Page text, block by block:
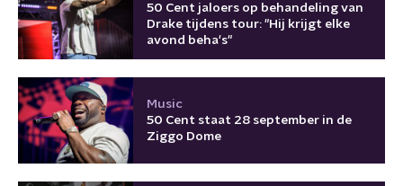
50 Cent jaloers op behandeling van
Drake tijdens tour: "Hij krijgt elke
avond beha's"
Music
50 Cent staat 28 september in de
Ziggo Dome